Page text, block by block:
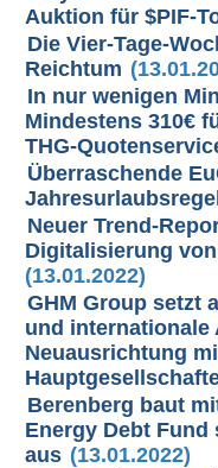
Auktion für $PIF-
Die Vier-Tage-
Reichtum
In nur wenigen
Mindestens 310€
THG-
Überraschende
Neuer Trend-
Digitalisierung
(13.01.2022)
GHM Group setzt
und internationale
Neuausrichtung
Berenberg baut
Energy Debt
aus (13.01.2022)